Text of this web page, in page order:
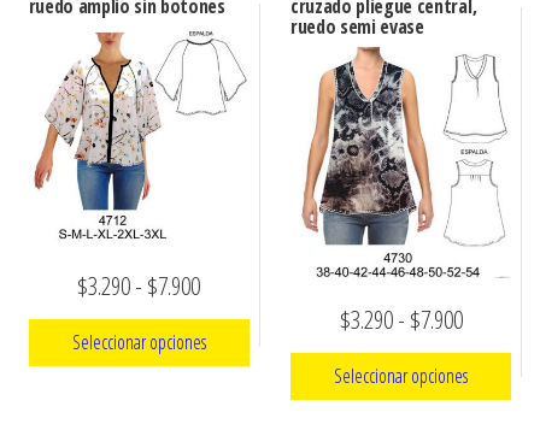
ruedo amplio sin botones
$3.290- $7.900Rango
de
precios:
Seleccionar opciones
cruzado pliegue central,
ruedo semi evase
$3.290- $7.900Rango
de
precios:
Seleccionar opciones